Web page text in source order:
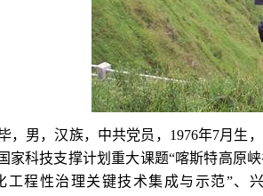
男，汉族，中共党员，1976年7月生，
家科技支撑计划重大课题“喀斯特高原
工程性治理关键技术集成与示范”、